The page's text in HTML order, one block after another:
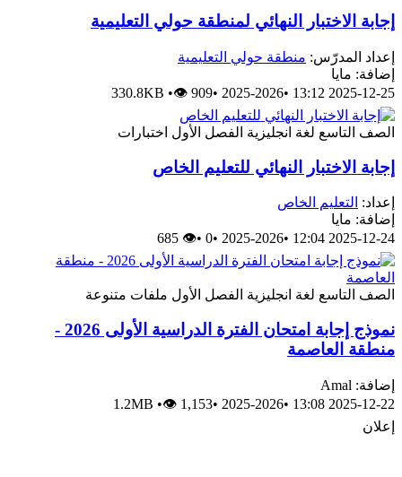
إجابة الاختبار النهائي لمنطقة حولي التعليمية
إعداد المدرّس: منطقة حولي التعليمية
إضافة: مايا
2025-12-25 13:12
•
2025-2026
•
330.8KB •👁 909
الصف التاسع لغة انجليزية الفصل الأول اختبارات
إجابة الاختبار النهائي للتعليم الخاص
إعداد: التعليم الخاص
إضافة: مايا
2025-12-24 12:04
•
2025-2026
•
0
•
👁 685
الصف التاسع لغة انجليزية الفصل الأول ملفات متنوعة
نموذج إجابة امتحان الفترة الدراسية الأولى 2026 -
منطقة العاصمة
إضافة: Amal
2025-12-22 13:08
•
2025-2026
•
1.2MB •👁 1,153
إعلان